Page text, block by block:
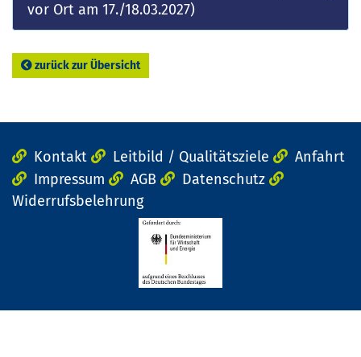
vor Ort am 17./18.03.2027)
zurück zur Übersicht
Kontakt Leitbild / Qualitätsziele
Anfahrt
Impressum
AGB
Datenschutz
Widerrufsbelehrung